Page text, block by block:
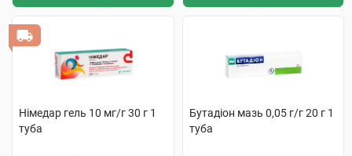
Німедар гель 10 мг/г 30 г 1
туба
Бутадіон мазь 0,05 г/г 20 г 1
туба